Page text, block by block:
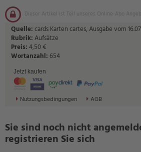
Dieser Artikel ist Teil unseres Online-Abo
Quelle:cards Karten cartes, Ausgabe vom
Rubrik:Aufsätze
Preis:4,50 €
Wortanzahl: 654
Jetzt kaufen
Nutzungsbedingungen AGB
Sie sind noch nicht
registrieren Sie sich